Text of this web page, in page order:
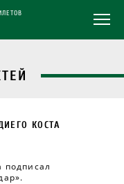
КОСТА
подписал